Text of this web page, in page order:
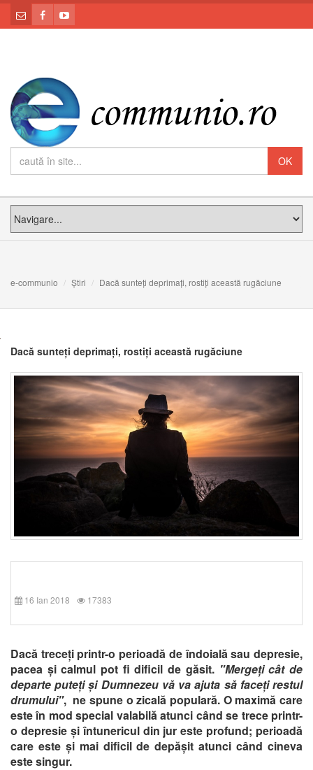
e-communio Știri Dacă sunteți deprimați, rostiți această rugăciune
Dacă sunteți deprimați, rostiți această rugăciune
16 Ian 2018 17383
Dacă treceți printr-o perioadă de îndoială sau depresie,
pacea și calmul pot fi dificil de găsit. "Mergeți cât de
departe puteți și Dumnezeu vă va ajuta să faceți restul
drumului", ne spune o zicală populară. O maximă care
este în mod special valabilă atunci când se trece printr-
o depresie și întunericul din jur este profund; perioadă
care este și mai dificil de depășit atunci când cineva
este singur.